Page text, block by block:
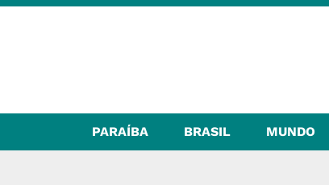
PARAÍBA BRASIL MUNDO